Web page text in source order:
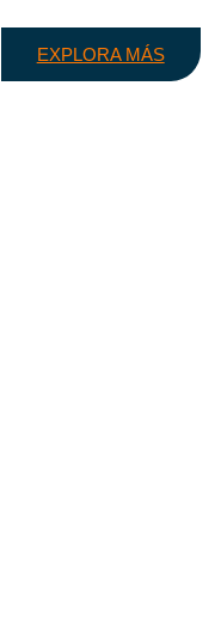
EXPLORA MÁS